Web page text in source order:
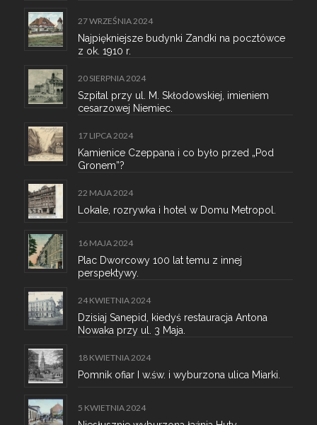
27 WRZEŚNIA 2024
Najpiękniejsze budynki Zandki na pocztówce
z ok. 1910 r.
20 SIERPNIA 2024
Szpital przy ul. M. Skłodowskiej, imieniem
cesarzowej Niemiec.
17 LIPCA 2024
Kamienice Czeppana i co było przed „Pod
Gronem”?
22 MAJA 2024
Lokale, rozrywka i hotel w Domu Metropol.
16 MAJA 2024
Plac Dworcowy 100 lat temu z innej
perspektywy.
24 KWIETNIA 2024
Dzisiaj Sanepid, kiedyś restauracja Antona
Nowaka przy ul. 3 Maja.
18 KWIETNIA 2024
Pomnik ofiar I w.św. i wyburzona ulica Miarki.
5 KWIETNIA 2024